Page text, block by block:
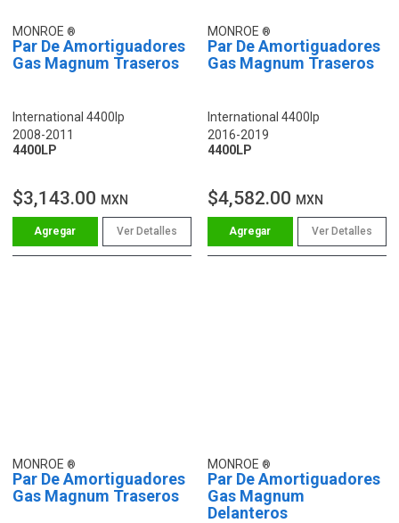
MONROE
Par De Amortiguadores
Gas Magnum Traseros
International 4400lp
2008-2011
4400LP
$3,143.00 MXN
Ver Detalles
MONROE
Par De Amortiguadores
Gas Magnum Traseros
International 4400lp
2016-2019
4400LP
$4,582.00 MXN
Ver Detalles
MONROE
Par De Amortiguadores
Gas Magnum Traseros
MONROE
Par De Amortiguadores
Gas Magnum
Delanteros